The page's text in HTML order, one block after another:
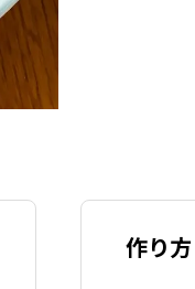
作り方